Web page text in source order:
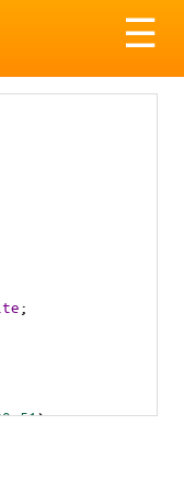
☰
;
,51);